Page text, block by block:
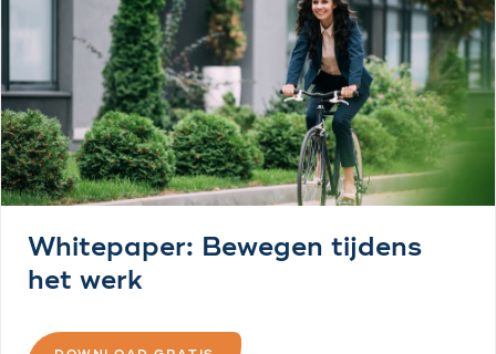
Whitepaper: Bewegen tijdens
het werk